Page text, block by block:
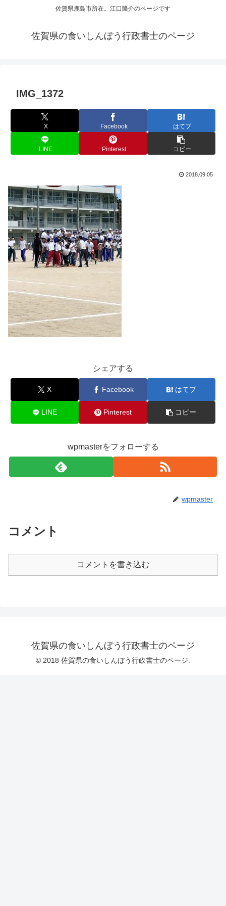
佐賀県鹿島市所在。江口隆介のページです
佐賀県の食いしんぼう行政書士のページ
IMG_1372
X Facebook はてブ
LINE Pinterest コピー
2018.09.05
シェアする
X Facebook はてブ
LINE Pinterest コピー
wpmasterをフォローする
wpmaster
コメント
コメントを書き込む
佐賀県の食いしんぼう行政書士のページ
© 2018 佐賀県の食いしんぼう行政書士のページ.